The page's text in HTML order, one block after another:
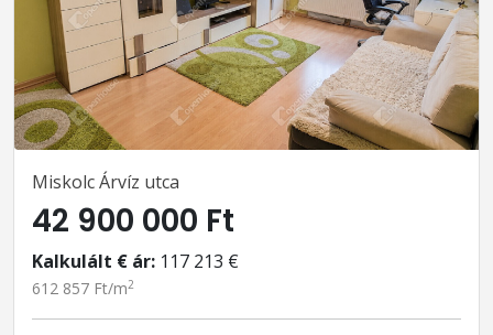
Miskolc Árvíz utca
42 900 000 Ft
Kalkulált € ár: 117 213 €
612 857 Ft/m2